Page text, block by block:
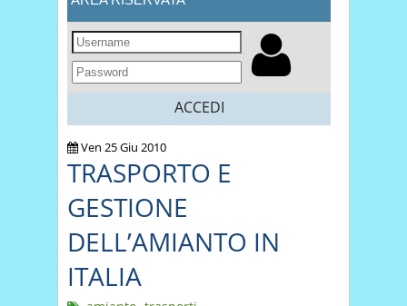
ACCEDI
Ven 25 Giu 2010
TRASPORTO E
GESTIONE
DELL’AMIANTO IN
ITALIA